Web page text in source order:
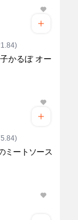
かるぼ オー
ミートソース